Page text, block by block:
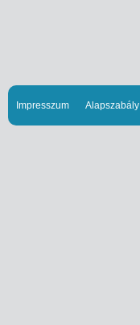
Impresszum Alapszabály